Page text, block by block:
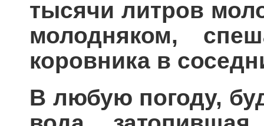
тысячи литров
молодняком,
коровника в
В любую погоду,